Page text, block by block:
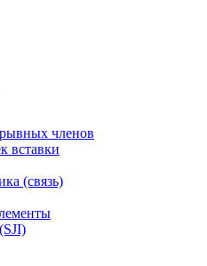
членов
вставки
(связь)